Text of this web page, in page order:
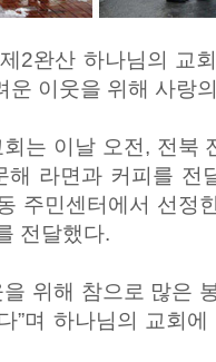
2완산 하나님의 교
운 이웃을 위해 사랑
는 이날 오전, 전북
해 라면과 커피를 전
주민센터에서 선정
전달했다.
위해 참으로 많은
”며 하나님의 교회